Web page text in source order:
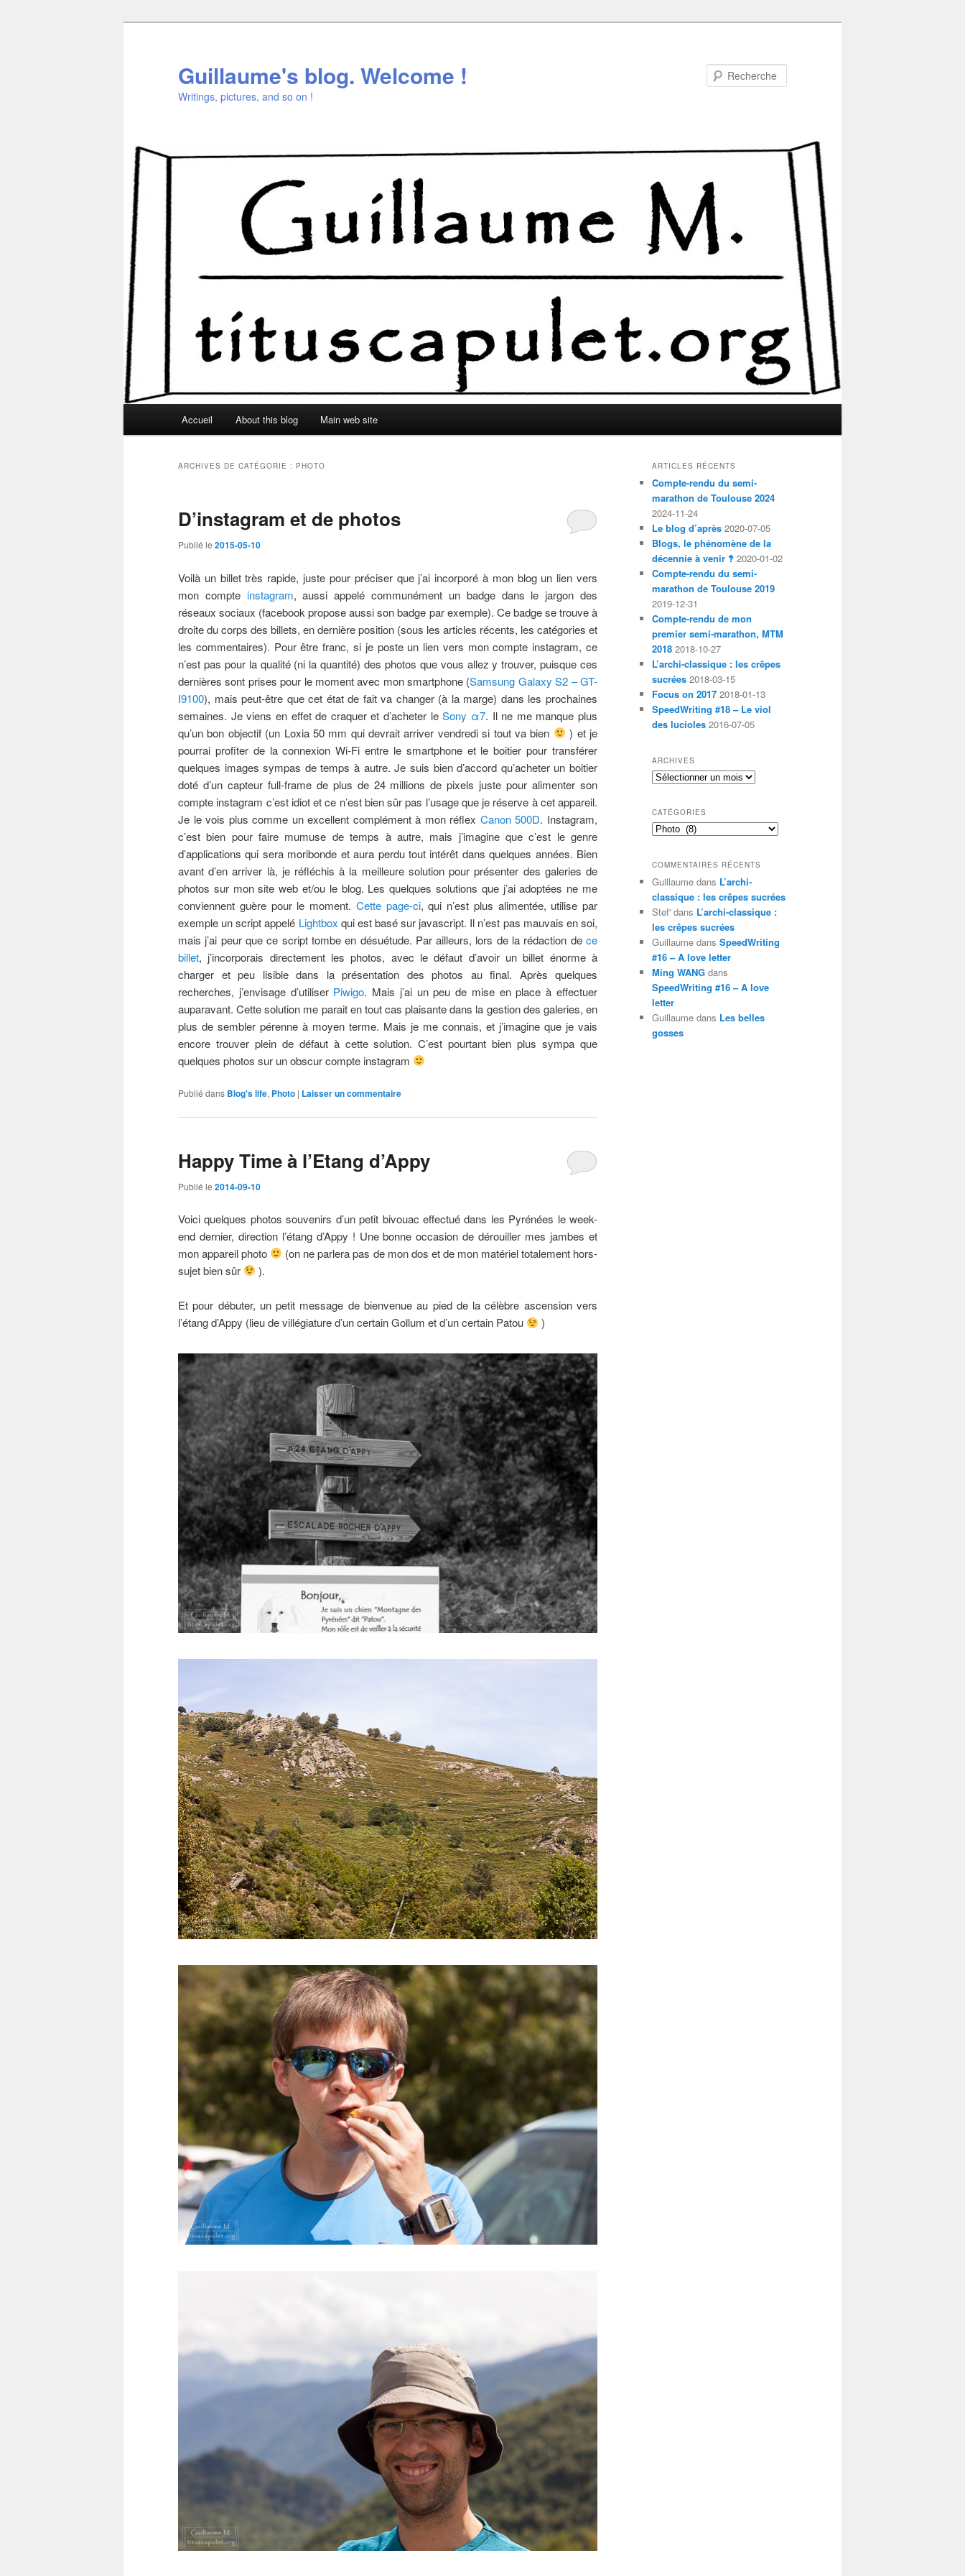
Guillaume's blog. Welcome !
Writings, pictures, and so on !
Accueil About this blog Main web site
ARCHIVES DE CATÉGORIE : PHOTO
D’instagram et de photos
Publié le 2015-05-10
Voilà un billet très rapide, juste pour préciser que j’ai incorporé à mon blog un lien vers
mon compte instagram, aussi appelé communément un badge dans le jargon des
réseaux sociaux (facebook propose aussi son badge par exemple). Ce badge se trouve à
droite du corps des billets, en dernière position (sous les articles récents, les catégories et
les commentaires). Pour être franc, si je poste un lien vers mon compte instagram, ce
n’est pas pour la qualité (ni la quantité) des photos que vous allez y trouver, puisque ces
dernières sont prises pour le moment avec mon smartphone (Samsung Galaxy S2 – GT-
I9100), mais peut-être que cet état de fait va changer (à la marge) dans les prochaines
semaines. Je viens en effet de craquer et d’acheter leSony α7. Il ne me manque plus
qu’un bon objectif (un Loxia 50 mm qui devrait arriver vendredi si tout va bien
) et je
pourrai profiter de la connexion Wi-Fi entre le smartphone et le boitier pour transférer
quelques images sympas de temps à autre. Je suis bien d’accord qu’acheter un boitier
doté d’un capteur full-frame de plus de 24 millions de pixels juste pour alimenter son
compte instagram c’est idiot et ce n’est bien sûr pas l’usage que je réserve à cet appareil.
Je le vois plus comme un excellent complément à mon réflex Canon 500D. Instagram,
c’est bien pour faire mumuse de temps à autre, mais j’imagine que c’est le genre
d’applications qui sera moribonde et aura perdu tout intérêt dans quelques années. Bien
avant d’en arriver là, je réfléchis à la meilleure solution pour présenter des galeries de
photos sur mon site web et/ou le blog. Les quelques solutions que j’ai adoptées ne me
conviennent guère pour le moment. Cette page-ci, qui n’est plus alimentée, utilise par
exemple un script appelé Lightbox qui est basé sur javascript. Il n’est pas mauvais en soi,
mais j’ai peur que ce script tombe en désuétude. Par ailleurs, lors de la rédaction de ce
billet, j’incorporais directement les photos, avec le défaut d’avoir un billet énorme à
charger et peu lisible dans la présentation des photos au final. Après quelques
recherches, j’envisage d’utiliser Piwigo. Mais j’ai un peu de mise en place à effectuer
auparavant. Cette solution me parait en tout cas plaisante dans la gestion des galeries, en
plus de sembler pérenne à moyen terme. Mais je me connais, et j’imagine que je vais
encore trouver plein de défaut à cette solution. C’est pourtant bien plus sympa que
quelques photos sur un obscur compte instagram
Publié dans Blog's life, Photo | Laisser un commentaire
Happy Time à l’Etang d’Appy
Publié le 2014-09-10
Voici quelques photos souvenirs d’un petit bivouac effectué dans les Pyrénées le week-
end dernier, direction l’étang d’Appy ! Une bonne occasion de dérouiller mes jambes et
mon appareil photo
(on ne parlera pas de mon dos et de mon matériel totalement hors-
sujet bien sûr
).
Et pour débuter, un petit message de bienvenue au pied de la célèbre ascension vers
l’étang d’Appy (lieu de villégiature d’un certain Gollum et d’un certain Patou
)
ARTICLES RÉCENTS
Compte-rendu du semi-
marathon de Toulouse 2024
2024-11-24
Le blog d’après 2020-07-05
Blogs, le phénomène de la
décennie à venir ‽ 2020-01-02
Compte-rendu du semi-
marathon de Toulouse 2019
2019-12-31
Compte-rendu de mon
premier semi-marathon, MTM
2018 2018-10-27
L’archi-classique : les crêpes
sucrées 2018-03-15
Focus on 2017 2018-01-13
SpeedWriting #18 – Le viol
des lucioles 2016-07-05
ARCHIVES
Archives
CATÉGORIES
Catégories
COMMENTAIRES RÉCENTS
Guillaume dans L’archi-
classique : les crêpes sucrées
Stef' dans L’archi-classique :
les crêpes sucrées
Guillaume dans SpeedWriting
#16 – A love letter
Ming WANG dans
SpeedWriting #16 – A love
letter
Guillaume dans Les belles
gosses